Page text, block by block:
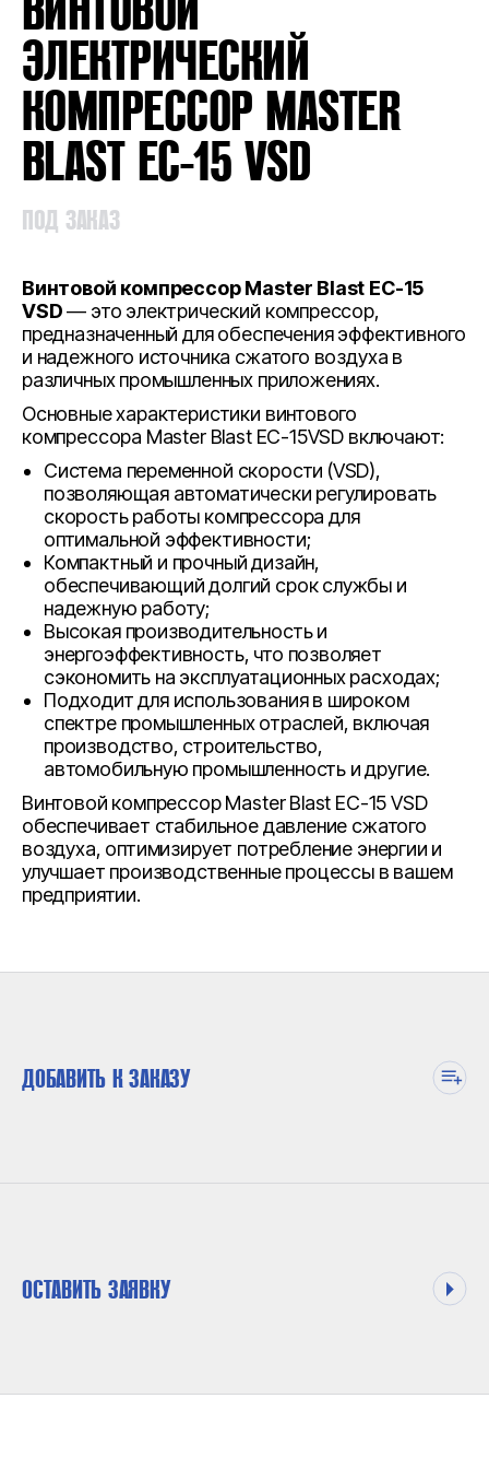
ЭЛЕКТРИЧЕСКИЙ
КОМПРЕССОР MASTER
BLAST EC-15 VSD
ПОД ЗАКАЗ
Винтовой компрессор Master Blast EC-15
VSD— это электрический компрессор,
предназначенный для обеспечения эффективного
и надежного источника сжатого воздуха в
различных промышленных приложениях.
Основные характеристики винтового
компрессора Master Blast EC-15VSD включают:
Система переменной скорости (VSD),
позволяющая автоматически регулировать
скорость работы компрессора для
оптимальной эффективности;
Компактный и прочный дизайн,
обеспечивающий долгий срок службы и
надежную работу;
Высокая производительность и
энергоэффективность, что позволяет
сэкономить на эксплуатационных расходах;
Подходит для использования в широком
спектре промышленных отраслей, включая
производство, строительство,
автомобильную промышленность и другие.
Винтовой компрессор Master Blast EC-15 VSD
обеспечивает стабильное давление сжатого
воздуха, оптимизирует потребление энергии и
улучшает производственные процессы в вашем
предприятии.
ДОБАВИТЬ К ЗАКАЗУ
ОСТАВИТЬ ЗАЯВКУ